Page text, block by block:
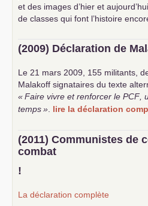
et des images d’hier et
de classes qui font l’histoire
(2009) Déclaration de
Le 21 mars 2009, 155 militants,
Malakoff signataires du texte
«Faire vivre et renforcer le PCF
temps» lire la déclaration
(2011) Communistes de
combat
!
La déclaration complète